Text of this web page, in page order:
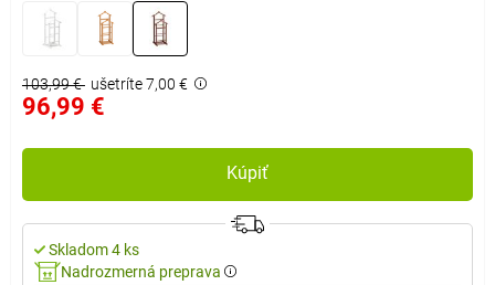
103,99 € ušetríte 7,00 €
96,99 €
Kúpiť
Skladom 4 ks
Nadrozmerná preprava